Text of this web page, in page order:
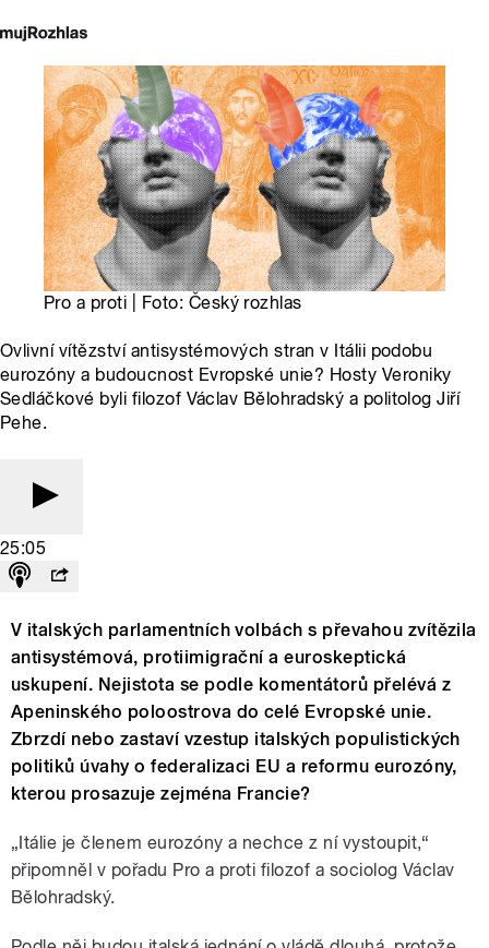
Pro a proti | Foto: Český rozhlas
Ovlivní vítězství antisystémových stran v Itálii podobu
eurozóny a budoucnost Evropské unie? Hosty Veroniky
Sedláčkové byli filozof Václav Bělohradský a politolog Jiří
Pehe.
25:05
V italských parlamentních volbách s převahou zvítězila
antisystémová, protiimigrační a euroskeptická
uskupení. Nejistota se podle komentátorů přelévá z
Apeninského poloostrova do celé Evropské unie.
Zbrzdí nebo zastaví vzestup italských populistických
politiků úvahy o federalizaci EU a reformu eurozóny,
kterou prosazuje zejména Francie?
„Itálie je členem eurozóny a nechce z ní vystoupit,“
připomněl v pořadu Pro a proti filozof a sociolog Václav
Bělohradský.